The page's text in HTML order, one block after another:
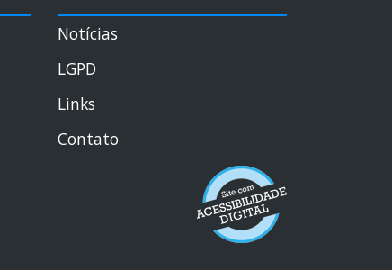
Notícias
LGPD
Links
Contato